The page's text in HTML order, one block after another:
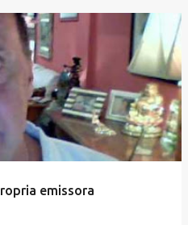
emissora